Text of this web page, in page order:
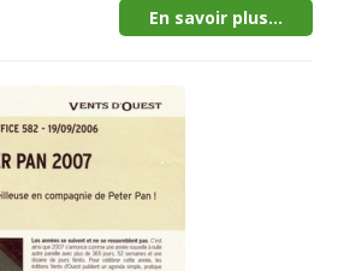
En savoir plus...